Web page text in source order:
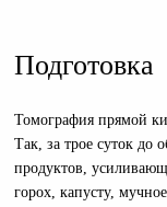
Подготовка
Томография прямой
Так, за трое суток до
продуктов,
горох, капусту,